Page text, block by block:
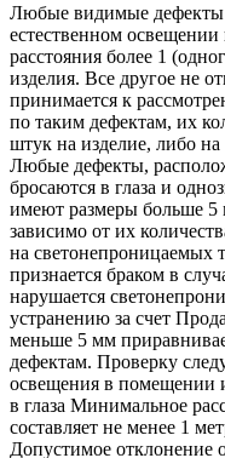
Любые видимые дефекты
естественном
расстояния более 1
изделия. Все другое не
принимается к
по таким дефектам, их
штук на изделие, либо
Любые дефекты,
бросаются в глаза и
имеют размеры больше 5
зависимо от их
на светонепроницаемых
признается браком в
нарушается
устранению за счет
меньше 5 мм
дефектам. Проверку
освещения в помещении
в глаза Минимальное
составляет не менее 1
Допустимое отклонение